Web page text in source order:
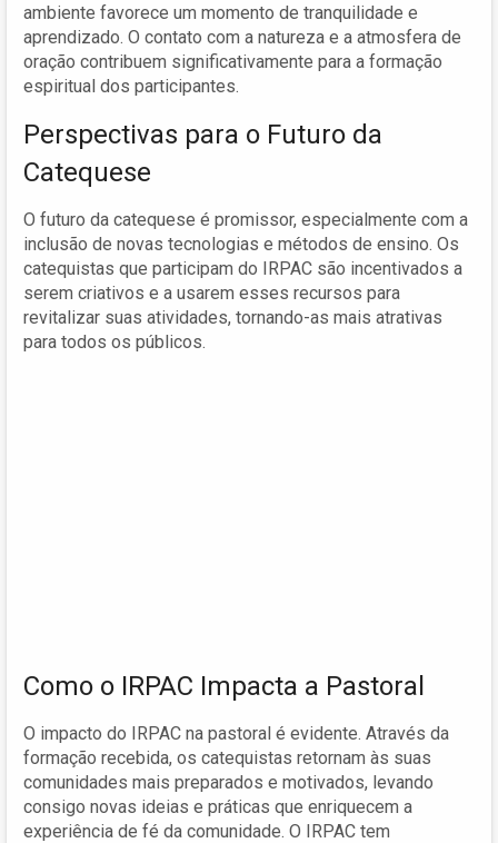
ambiente favorece um momento de tranquilidade e
aprendizado. O contato com a natureza e a atmosfera de
oração contribuem significativamente para a formação
espiritual dos participantes.
Perspectivas para o Futuro da
Catequese
O futuro da catequese é promissor, especialmente com a
inclusão de novas tecnologias e métodos de ensino. Os
catequistas que participam do IRPAC são incentivados a
serem criativos e a usarem esses recursos para
revitalizar suas atividades, tornando-as mais atrativas
para todos os públicos.
Como o IRPAC Impacta a Pastoral
O impacto do IRPAC na pastoral é evidente. Através da
formação recebida, os catequistas retornam às suas
comunidades mais preparados e motivados, levando
consigo novas ideias e práticas que enriquecem a
experiência de fé da comunidade. O IRPAC tem